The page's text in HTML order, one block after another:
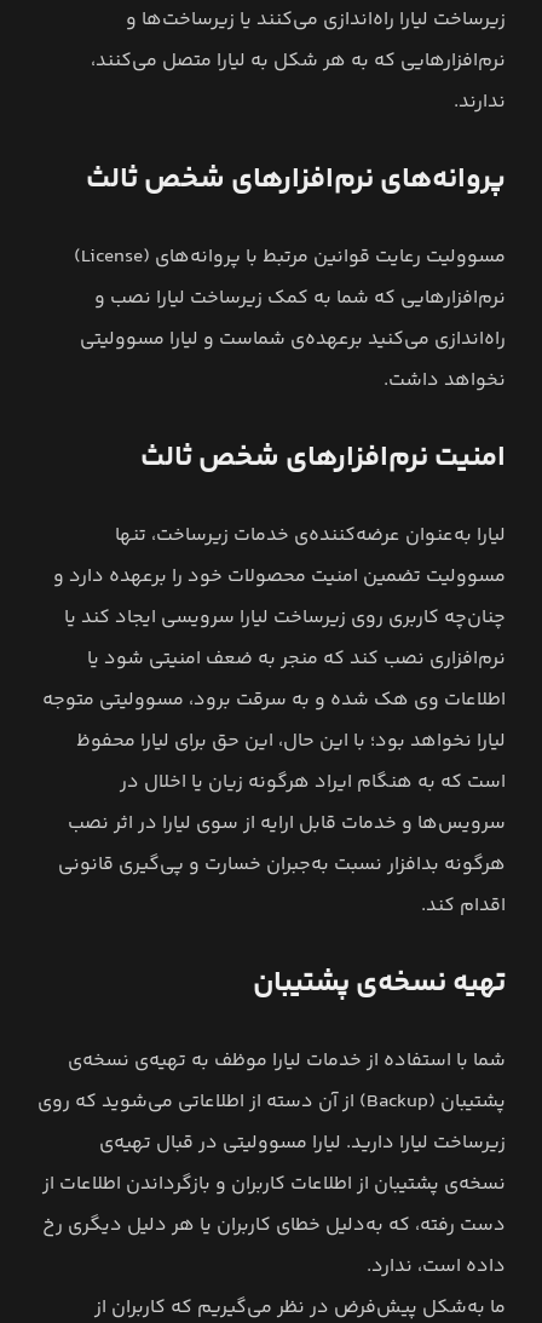
زیرساخت لیارا راه‌اندازی می‌کنند یا زیرساخت‌ها و
نرم‌افزارهایی که به هر شکل به لیارا متصل می‌کنند،
ندارند.
پروانه‌های نرم‌افزارهای شخص ثالث
مسوولیت رعایت قوانین مرتبط با پروانه‌های (License)
نرم‌افزارهایی که شما به کمک زیرساخت لیارا نصب و
راه‌اندازی می‌کنید برعهده‌ی شماست و لیارا مسوولیتی
نخواهد داشت.
امنیت نرم‌افزارهای شخص ثالث
لیارا به‌عنوان عرضه‌کننده‌ی خدمات زیرساخت، تنها
مسوولیت تضمین امنیت محصولات خود را برعهده دارد و
چنان‌چه کاربری روی زیرساخت لیارا سرویسی ایجاد کند یا
نرم‌افزاری نصب کند که منجر به ضعف امنیتی شود یا
اطلاعات وی هک شده و به سرقت برود، مسوولیتی متوجه
لیارا نخواهد بود؛ با این حال، این حق برای لیارا محفوظ
است که به هنگام ایراد هرگونه زیان یا اخلال در
سرویس‌ها و خدمات قابل ارایه از سوی لیارا در اثر نصب
هرگونه بدافزار نسبت به‌جبران خسارت و پی‌گیری قانونی
اقدام کند.
تهیه نسخه‌ی پشتیبان
شما با استفاده از خدمات لیارا موظف به تهیه‌ی نسخه‌ی
پشتیبان (Backup) از آن دسته از اطلاعاتی می‌شوید که روی
زیرساخت لیارا دارید. لیارا مسوولیتی در قبال تهیه‌ی
نسخه‌ی پشتیبان از اطلاعات کاربران و بازگرداندن اطلاعات از
دست رفته، که به‌دلیل خطای کاربران یا هر دلیل دیگری رخ
داده ‌است، ندارد.
ما به‌شکل پیش‌فرض در نظر می‌گیریم که کاربران از